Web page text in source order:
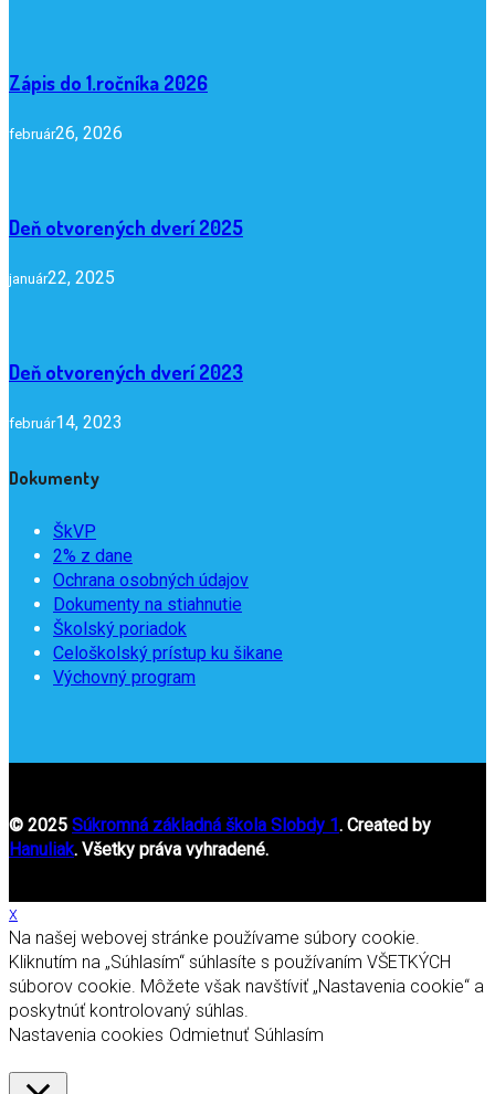
Zápis do 1.ročníka 2026
február26, 2026
Deň otvorených dverí 2025
január22, 2025
Deň otvorených dverí 2023
február14, 2023
Dokumenty
ŠkVP
2% z dane
Ochrana osobných údajov
Dokumenty na stiahnutie
Školský poriadok
Celoškolský prístup ku šikane
Výchovný program
© 2025 Súkromná základná škola Slobdy 1. Created by
Hanuliak. Všetky práva vyhradené.
x
Na našej webovej stránke používame súbory cookie.
Kliknutím na „Súhlasím“ súhlasíte s používaním VŠETKÝCH
súborov cookie. Môžete však navštíviť „Nastavenia cookie“ a
poskytnúť kontrolovaný súhlas.
Nastavenia cookies Odmietnuť Súhlasím